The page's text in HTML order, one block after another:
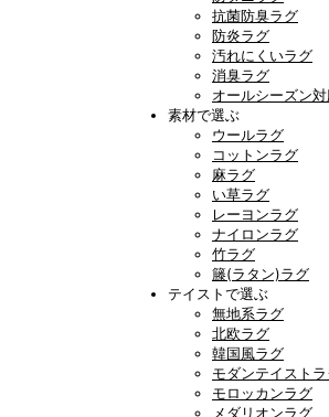
抗菌防臭ラグ
防炎ラグ
汚れにくいラグ
消臭ラグ
オールシーズン
素材で選ぶ
ウールラグ
コットンラグ
麻ラグ
い草ラグ
レーヨンラグ
ナイロンラグ
竹ラグ
籐(ラタン)ラグ
テイストで選ぶ
無地系ラグ
北欧ラグ
韓国風ラグ
モダンテイスト
モロッカンラグ
メダリオンラグ